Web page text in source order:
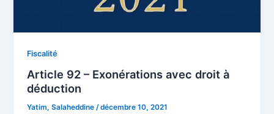
Fiscalité
Article 92 – Exonérations avec droit à
déduction
Yatim, Salaheddine/décembre 10, 2021